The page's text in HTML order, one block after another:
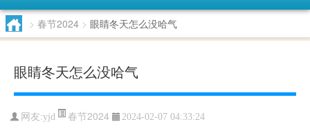
> 春节2024 > 眼睛冬天怎么没哈气
眼睛冬天怎么没哈气
网友:yjd 春节2024 2024-02-07 04:33:24